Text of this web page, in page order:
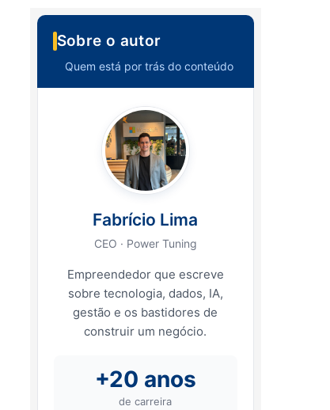
Sobre o autor
Quem está por trás do conteúdo
Fabrício Lima
CEO · Power Tuning
Empreendedor que escreve
sobre tecnologia, dados, IA,
gestão e os bastidores de
construir um negócio.
+20 anos
de carreira